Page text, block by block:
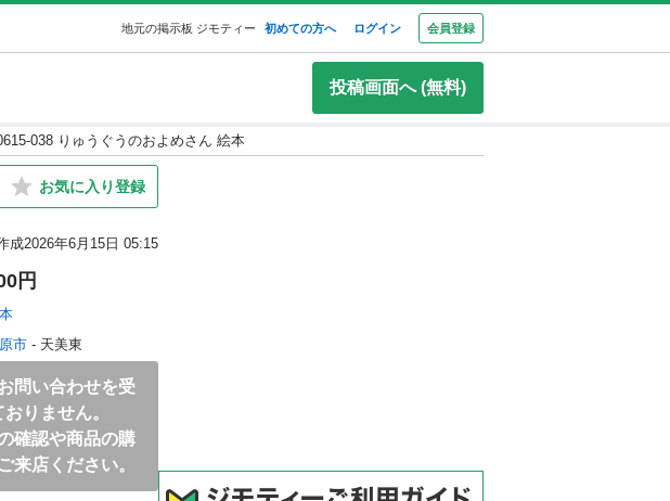
地元の掲示板 ジモティー 初めての方へ ログイン 会員登録
投稿画面へ (無料)
038 りゅうぐうのおよめさん 絵本
お気に入り登録
成2026年6月15日 05:15
円
市 - 天美東
問い合わせを受
りません。
確認や商品の購
来店ください。